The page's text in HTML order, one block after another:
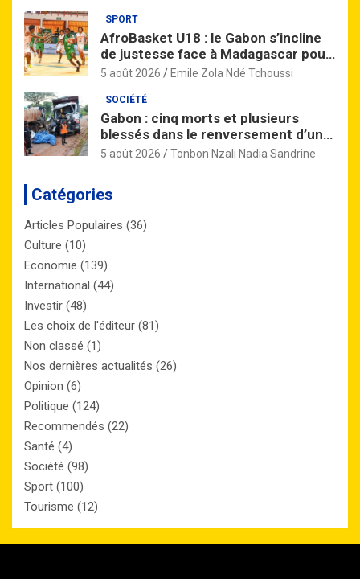
SPORT
AfroBasket U18 : le Gabon s’incline
de justesse face à Madagascar pour
son entrée en lice
5 août 2026 Emile Zola Ndé Tchoussi
SOCIÉTÉ
Gabon : cinq morts et plusieurs
blessés dans le renversement d’un
camion près de Nzinga
5 août 2026 Tonbon Nzali Nadia Sandrine
Catégories
Articles Populaires (36)
Culture (10)
Economie (139)
International (44)
Investir (48)
Les choix de l'éditeur (81)
Non classé (1)
Nos dernières actualités (26)
Opinion (6)
Politique (124)
Recommendés (22)
Santé (4)
Société (98)
Sport (100)
Tourisme (12)